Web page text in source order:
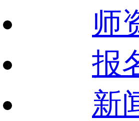
师
报
新